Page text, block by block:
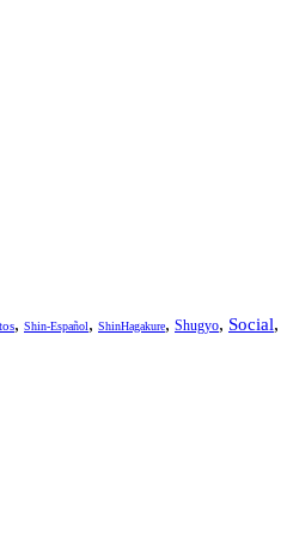
, Shin-Español, ShinHagakure, Shugyo, Social,